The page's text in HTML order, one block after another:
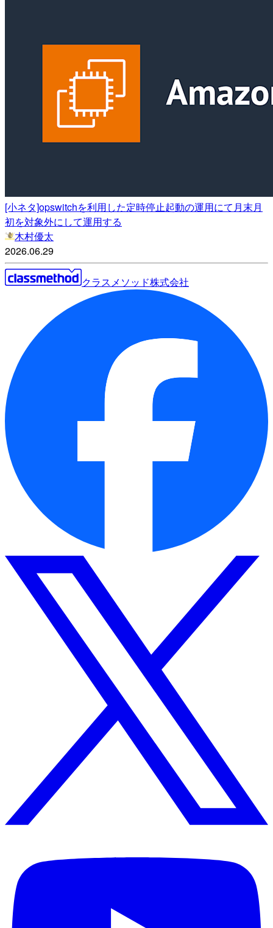
[小ネタ]opswitchを利用した定時停止起動の運用にて月末月
初を対象外にして運用する
木村優太
2026.06.29
クラスメソッド株式会社